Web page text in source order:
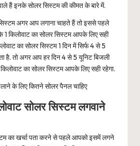
हैं इनके सोलर सिस्टम की कीमत के बारे में.
अगर आप लगाना चाहते हैं तो इससे पहले
1 किलोवाट का सोलर सिस्टम आपके लिए सही
का सोलर सिस्टम 1 दिन में सिर्फ 4 से 5
है. तो अगर आप हर दिन 4 से 5 यूनिट बिजली
का सोलर सिस्टम आपके लिए सही रहेगा.
के लिए कितने सोलर पैनल चाहिए
सोलर सिस्टम लगवाने
का खर्चा पता करने से पहले आपको इसमें लगने